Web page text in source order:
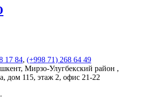
17 84, (+998 71) 268 64 49
Мирзо-Улугбекский район ,
дом 115, этаж 2, офис 21-22